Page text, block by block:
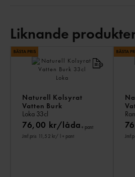
Liknande
Naturell Kolsyrat
Vatten Burk
Loka 33cl
76,00 kr/låda+ pant
Jmf.pris 11,52 kr/ l + pant